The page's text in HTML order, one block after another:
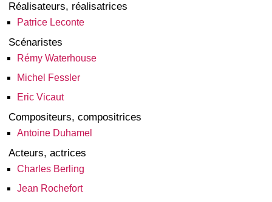
Réalisateurs, réalisatrices
Patrice Leconte
Scénaristes
Rémy Waterhouse
Michel Fessler
Eric Vicaut
Compositeurs, compositrices
Antoine Duhamel
Acteurs, actrices
Charles Berling
Jean Rochefort